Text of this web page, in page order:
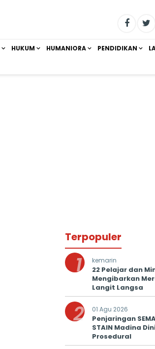
HUKUM HUMANIORA PENDIDIKAN
Terpopuler
1 kemarin
22 Pelajar dan
Mengibarkan
Langit Langsa
2 01 Agu 2026
Penjaringan
STAIN Madina
Prosedural